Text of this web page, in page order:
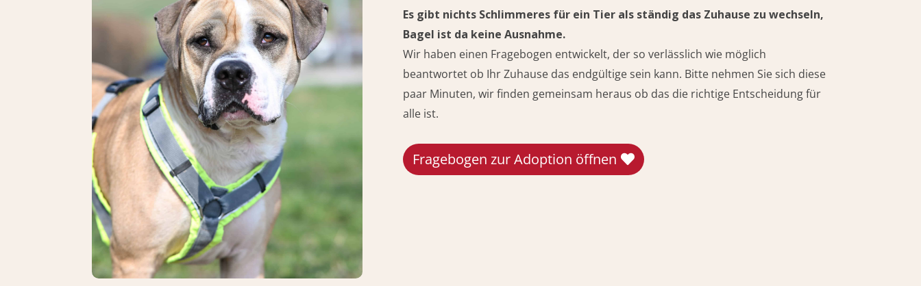
Es gibt nichts Schlimmeres für ein Tier als ständig das Zuhause zu wechseln,
Bagel ist da keine Ausnahme.
Wir haben einen Fragebogen entwickelt, der so verlässlich wie möglich
beantwortet ob Ihr Zuhause das endgültige sein kann. Bitte nehmen Sie sich diese
paar Minuten, wir finden gemeinsam heraus ob das die richtige Entscheidung für
alle ist.
Fragebogen zur Adoption öffnen